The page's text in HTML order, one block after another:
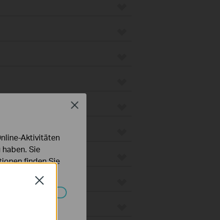
Close
Aktivitäten
Sie
finden Sie
nicht
Close